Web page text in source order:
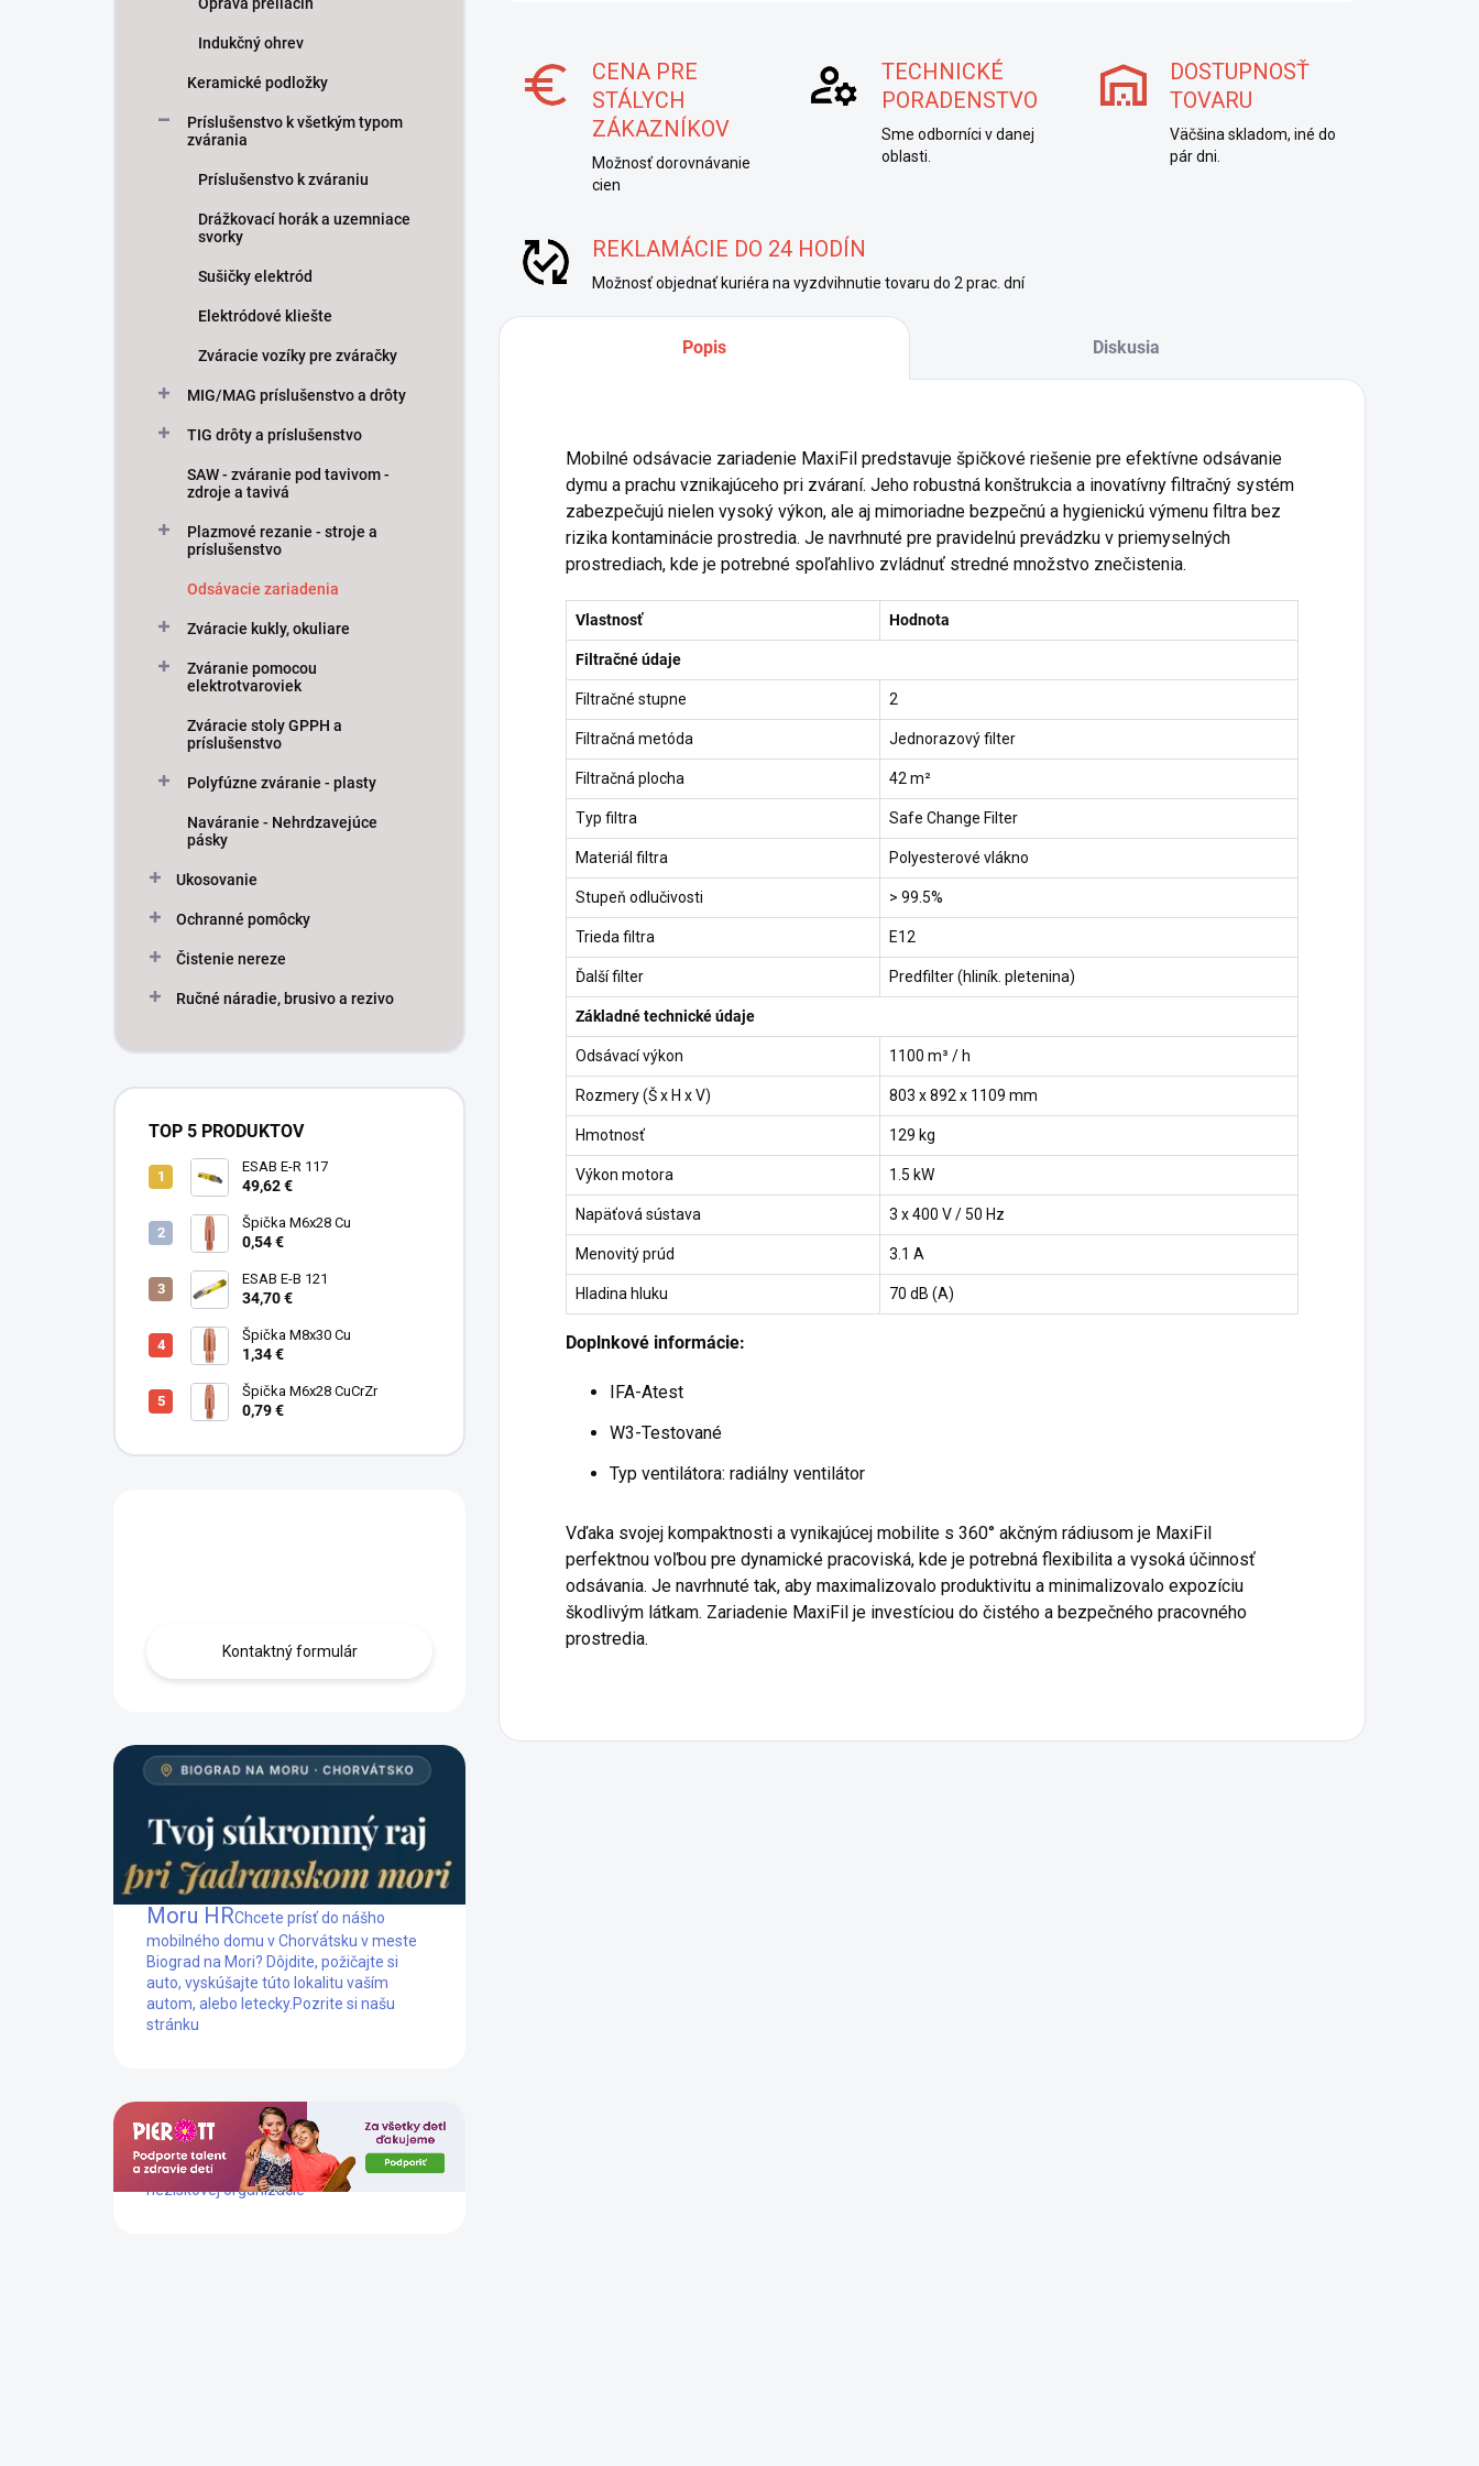
Indukčný ohrev
Keramické podložky
Príslušenstvo k všetkým typom
zvárania
Príslušenstvo k zváraniu
Drážkovací horák a uzemniace
svorky
Sušičky elektród
Elektródové kliešte
Zváracie vozíky pre zváračky
MIG/MAG príslušenstvo a drôty
TIG drôty a príslušenstvo
SAW - zváranie pod tavivom -
zdroje a tavivá
Plazmové rezanie - stroje a
príslušenstvo
Odsávacie zariadenia
Zváracie kukly, okuliare
Zváranie pomocou
elektrotvaroviek
Zváracie stoly GPPH a
príslušenstvo
Polyfúzne zváranie - plasty
Naváranie - Nehrdzavejúce
pásky
Ukosovanie
Ochranné pomôcky
Čistenie nereze
Ručné náradie, brusivo a rezivo
TOP 5 PRODUKTOV
ESAB E-R 117
49,62 €
Špička M6x28 Cu
0,54 €
ESAB E-B 121
34,70 €
Špička M8x30 Cu
1,34 €
Špička M6x28 CuCrZr
0,79 €
Kontaktný formulár
Mobilný dom Biograd na
Moru HRChcete prísť do nášho
mobilného domu v Chorvátsku v meste
Biograd na Mori? Dôjdite, požičajte si
auto, vyskúšajte túto lokalitu vaším
autom, alebo letecky. Pozrite si našu
stránku
Dlhoročne podporujeme prácu tejto
neziskovej organizácie
CENA PRE
STÁLYCH
ZÁKAZNÍKOV
Možnosť dorovnávanie
cien
TECHNICKÉ
PORADENSTVO
Sme odborníci v danej
oblasti.
DOSTUPNOSŤ
TOVARU
Väčšina skladom, iné do
pár dni.
REKLAMÁCIE DO 24 HODÍN
Možnosť objednať kuriéra na vyzdvihnutie tovaru do 2 prac. dní
Popis Diskusia
Mobilné odsávacie zariadenie MaxiFil predstavuje špičkové riešenie pre efektívne odsávanie
dymu a prachu vznikajúceho pri zváraní. Jeho robustná konštrukcia a inovatívny filtračný systém
zabezpečujú nielen vysoký výkon, ale aj mimoriadne bezpečnú a hygienickú výmenu filtra bez
rizika kontaminácie prostredia. Je navrhnuté pre pravidelnú prevádzku v priemyselných
prostrediach, kde je potrebné spoľahlivo zvládnuť stredné množstvo znečistenia.
Vlastnosť Hodnota
Filtračné údaje
Filtračné stupne 2
Filtračná metóda Jednorazový filter
Filtračná plocha 42 m²
Typ filtra Safe Change Filter
Materiál filtra Polyesterové vlákno
Stupeň odlučivosti > 99.5%
Trieda filtra E12
Ďalší filter Predfilter (hliník. pletenina)
Základné technické údaje
Odsávací výkon 1100 m³ / h
Rozmery (Š x H x V) 803 x 892 x 1109 mm
Hmotnosť 129 kg
Výkon motora 1.5 kW
Napäťová sústava 3 x 400 V / 50 Hz
Menovitý prúd 3.1 A
Hladina hluku 70 dB (A)
Doplnkové informácie:
IFA-Atest
W3-Testované
Typ ventilátora: radiálny ventilátor
Vďaka svojej kompaktnosti a vynikajúcej mobilite s 360° akčným rádiusom je MaxiFil
perfektnou voľbou pre dynamické pracoviská, kde je potrebná flexibilita a vysoká účinnosť
odsávania. Je navrhnuté tak, aby maximalizovalo produktivitu a minimalizovalo expozíciu
škodlivým látkam. Zariadenie MaxiFil je investíciou do čistého a bezpečného pracovného
prostredia.